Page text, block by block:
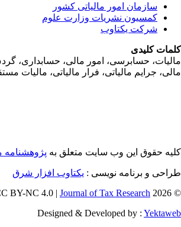
سازمان امور مالياتی کشور
کمسیون نشریات وزارت علوم
شرکت یکتاوب
کلیدی
حسابرسی، امور مالی، حسابداری،
جرايم مالياتی، فرار مالياتی، ماليات
حقوق این وب سایت متعلق بهپژوهشنامه
و برنامه نویسی : یکتاوب افزار شرق
©
Journal of Tax Research
Designed & Developed by :